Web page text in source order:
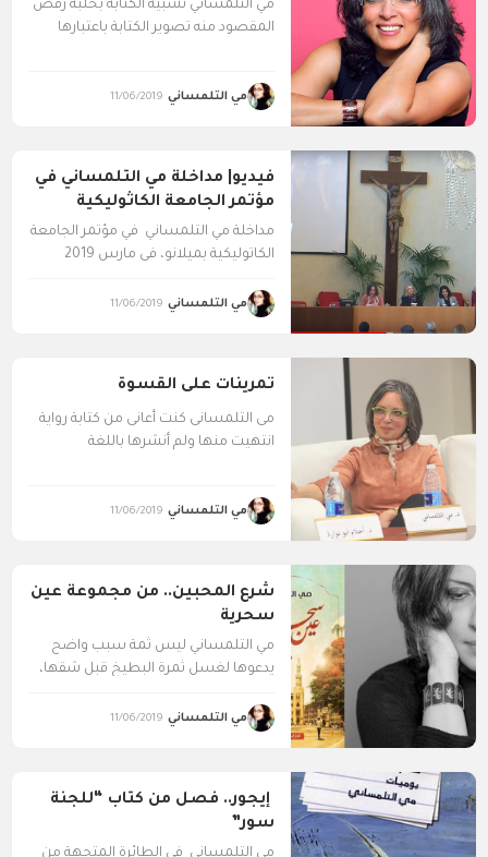
مي التلمساني تشبيه الكتابة بحلبة رقص
المقصود منه تصوير الكتابة باعتبارها
مي التلمساني 11/06/2019
فيديو| مداخلة مي التلمساني في
مؤتمر الجامعة الكاثوليكية
بميلانو
مداخلة مي التلمساني في مؤتمر الجامعة
الكاتوليكية بميلانو، في مارس 2019
مي التلمساني 11/06/2019
تمرينات على القسوة
مى التلمسانى كنت أعانى من كتابة رواية
انتهيت منها ولم أنشرها باللغة
مي التلمساني 11/06/2019
شرع المحبين.. من مجموعة عين
سحرية
مي التلمساني ليس ثمة سبب واضح
يدعوها لغسل ثمرة البطيخ قبل شقها،
مي التلمساني 11/06/2019
إيجور.. فصل من كتاب “للجنة
سور”
مي التلمساني في الطائرة المتجهة من